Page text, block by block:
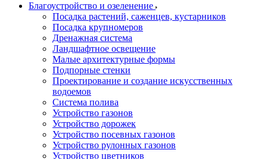
Благоустройство и озеленение
Посадка растений, саженцев, кустарников
Посадка крупномеров
Дренажная система
Ландшафтное освещение
Малые архитектурные формы
Подпорные стенки
Проектирование и создание искусственных
водоемов
Система полива
Устройство газонов
Устройство дорожек
Устройство посевных газонов
Устройство рулонных газонов
Устройство цветников